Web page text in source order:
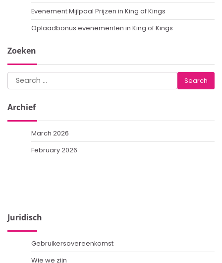
Evenement Mijlpaal Prijzen in King of Kings
Oplaadbonus evenementen in King of Kings
Zoeken
Search
for:
Archief
March 2026
February 2026
Juridisch
Gebruikersovereenkomst
Wie we zijn